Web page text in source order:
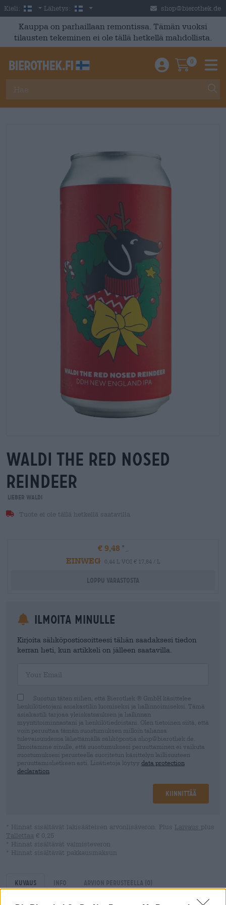
Skip to main content
Kieli: Finnish
Lähetys: Suomi shop@bierothek.de
Kauppa on parhaillaan remontissa. Tämän vuoksi
tilausten tekeminen ei ole tällä hetkellä mahdollista.
Einloggen /
0
waldi the red nosed
reindeer
Lieber Waldi
Tuote ei ole tällä hetkellä saatavilla
€ 9,48
EINWEG
0,44 L VOI € 17,84 / L
Loppu varastosta
Ilmoita minulle
Kirjoita sähköpostiosoitteesi tähän saadaksesi tiedon
kerran heti, kun artikkeli on jälleen saatavilla.
Suostun täten siihen, että Bierothek ® GmbH käsittelee
henkilötietojani asiakastilin luomiseksi ja hallinnoimiseksi. Tämä
asiakastili tarjoaa yleiskatsauksen ja hallinnan
myyntitoiminnastani ja henkilötiedoistani. Olen tietoinen siitä, että
voin peruuttaa tämän suostumuksen milloin tahansa
tulevaisuudessa lähettämällä sähköpostia shop@bierothek.de.
Ilmoitamme sinulle, että suostumuksesi peruuttaminen ei vaikuta
suostumuksesi perusteella suoritetun käsittelyn laillisuuteen
peruuttamishetkeen asti. Lisätietoja löytyy data protection
declaration
Kiinnittää
* Hinnat sisältävät lakisääteisen arvonlisäveron. Plus Laivaus plus
Tallettaa € 0,25
* Hinnat sisältävät valmisteveron
* Hinnat sisältävät pakkausmaksun
Kuvaus Info Arvion perusteella (0)